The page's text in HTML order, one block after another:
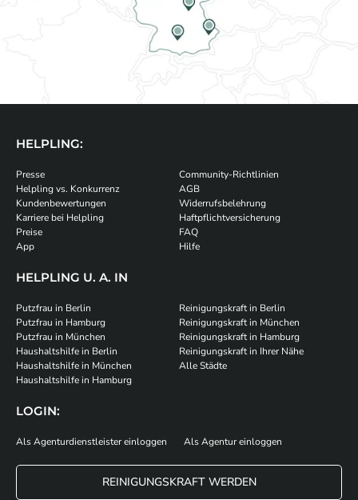
HELPLING:
Presse
Helpling vs. Konkurrenz
Kundenbewertungen
Karriere bei Helpling
Preise
App
Community-Richtlinien
AGB
Widerrufsbelehrung
Haftpflichtversicherung
FAQ
Hilfe
HELPLING U. A. IN
Putzfrau in Berlin
Putzfrau in Hamburg
Putzfrau in München
Haushaltshilfe in Berlin
Haushaltshilfe in München
Haushaltshilfe in Hamburg
Reinigungskraft in Berlin
Reinigungskraft in München
Reinigungskraft in Hamburg
Reinigungskraft in Ihrer Nähe
Alle Städte
LOGIN:
Als Agenturdienstleister einloggen Als Agentur einloggen
REINIGUNGSKRAFT WERDEN